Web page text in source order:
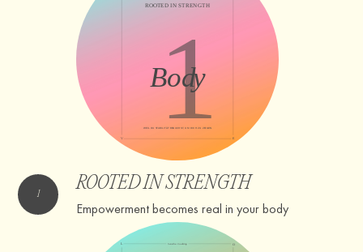
ROOTED IN STRENGTH
Empowerment becomes real in your body